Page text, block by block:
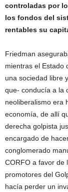
controladas por
los fondos del
rentables su
Friedman
mientras el Estado
una sociedad libre
que- conducía a la
neoliberalismo era
economía, de allí
derecha golpista
encargado de
conglomerado
CORFO a favor de
promotores del
hacía perder un